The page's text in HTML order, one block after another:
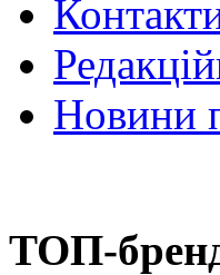
Новини
ТОП-